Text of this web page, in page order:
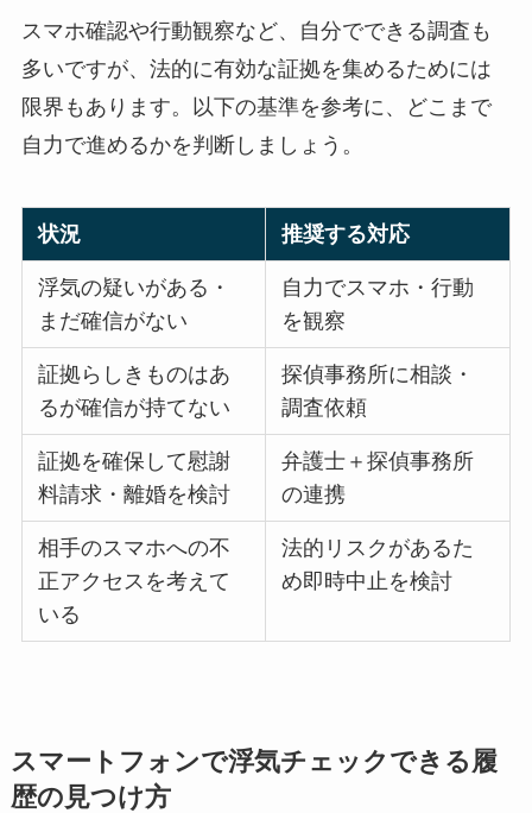
スマホ確認や行動観察など、自分でできる調査も
多いですが、法的に有効な証拠を集めるためには
限界もあります。以下の基準を参考に、どこまで
自力で進めるかを判断しましょう。
状況 推奨する対応
浮気の疑いがある・
まだ確信がない
自力でスマホ・行動
を観察
証拠らしきものはあ
るが確信が持てない
探偵事務所に相談・
調査依頼
証拠を確保して慰謝
料請求・離婚を検討
弁護士＋探偵事務所
の連携
相手のスマホへの不
正アクセスを考えて
いる
法的リスクがあるた
め即時中止を検討
スマートフォンで浮気チェックできる履
歴の見つけ方